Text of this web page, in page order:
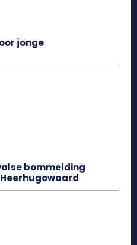
jonge
bommelding